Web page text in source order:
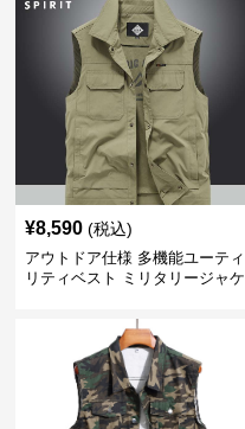
¥8,590 (税込)
アウトドア仕様 多機能ユーティ
リティベスト ミリタリージャケ